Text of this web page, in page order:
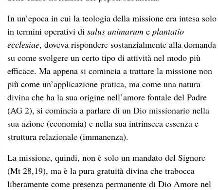
In un’epoca in cui la teologia della missione era intesa solo
in termini operativi di salus animarum e plantatio
ecclesiae, doveva rispondere sostanzialmente alla domanda
su come svolgere un certo tipo di attività nel modo più
efficace. Ma appena si comincia a trattare la missione non
più come un’applicazione pratica, ma come una natura
divina che ha la sua origine nell’amore fontale del Padre
(AG 2), si comincia a parlare di un Dio missionario nella
sua azione (economia) e nella sua intrinseca essenza e
struttura relazionale (immanenza).
La missione, quindi, non è solo un mandato del Signore
(Mt 28,19), ma è la pura gratuità divina che trabocca
liberamente come presenza permanente di Dio Amore nel